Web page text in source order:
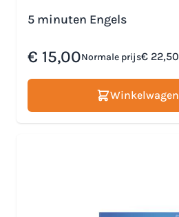
5 minuten Engels
Speciale prijs
€ 15,00Normale prijs€ 22,50
Winkelwagen